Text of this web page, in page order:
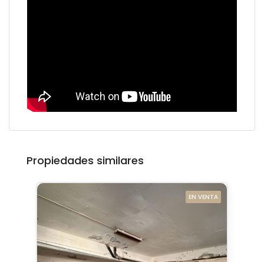
Propiedades similares
EN VENTA